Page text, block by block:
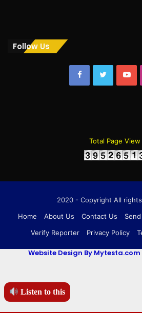
Listen to this
Follow Us
FacebookTwitter
Total Page View
2020 - Copyright All
Home
About Us Contact Us
Verify Reporter
Privacy Policy
Website Design By